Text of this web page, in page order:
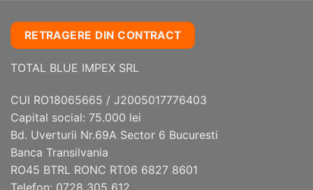
RETRAGERE DIN CONTRACT
TOTAL BLUE IMPEX SRL
CUI RO18065665 / J2005017776403
Capital social: 75.000 lei
Bd. Uverturii Nr.69A Sector 6 Bucuresti
Banca Transilvania
RO45 BTRL RONC RT06 6827 8601
Telefon: 0728 305 612